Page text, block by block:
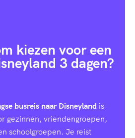
kiezen voor een
3 dagen?
busreis naar Disneyland is
gezinnen, vriendengroepen,
schoolgroepen. Je reist